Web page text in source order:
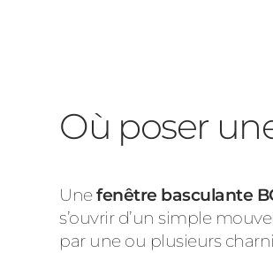
Où poser
Unefenêtre basculante
s’ouvrir d’un simple
par une ou plusieurs